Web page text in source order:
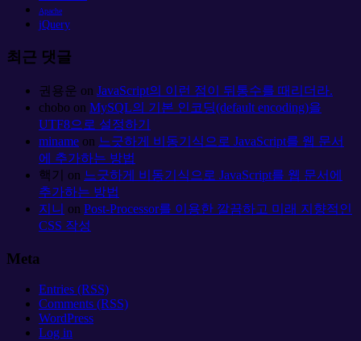
Apache
jQuery
최근 댓글
권용운 on JavaScript의 이런 점이 뒤통수를 때리더라.
chobo on MySQL의 기본 인코딩(default encoding)을
UTF8으로 설정하기
miname on 느긋하게 비동기식으로 JavaScript를 웹 문서
에 추가하는 방법
핵기
on 느긋하게 비동기식으로 JavaScript를 웹 문서에
추가하는 방법
지니 on Post-Processor를 이용한 깔끔하고 미래 지향적인
CSS 작성
Meta
Entries (RSS)
Comments (RSS)
WordPress
Log in